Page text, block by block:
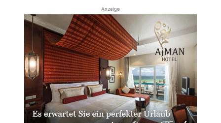
Anzeige